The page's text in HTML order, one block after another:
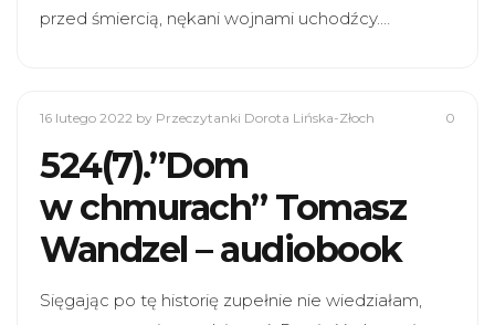
przed śmiercią, nękani wojnami uchodźcy.…
16 lutego 2022 by Przeczytanki Dorota Lińska-Złoch 0
524(7).”Dom
w chmurach” Tomasz
Wandzel – audiobook
Sięgając po tę historię zupełnie nie wiedziałam,